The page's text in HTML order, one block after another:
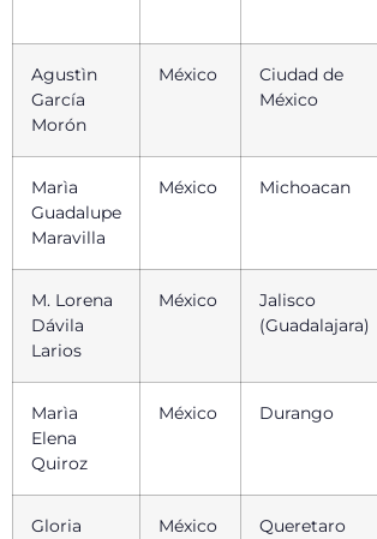
Agustìn
García
Morón
México
Ciudad de
México
Marìa
Guadalupe
Maravilla
México Michoacan
M. Lorena
Dávila
Larios
México
Jalisco
(Guadalajara)
Marìa
Elena
Quiroz
México Durango
Gloria
México Queretaro